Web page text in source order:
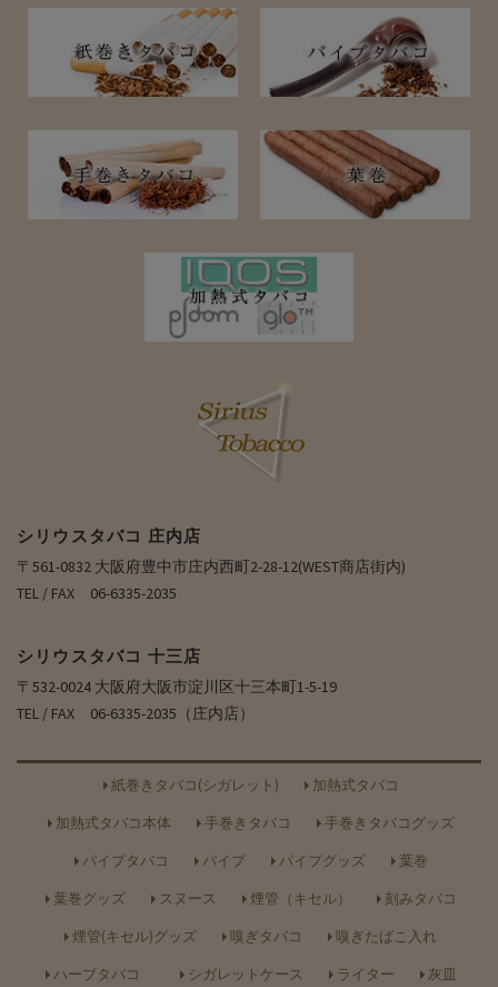
シリウスタバコ 庄内店
〒561-0832 大阪府豊中市庄内西町2-28-12(WEST商店街内)
TEL / FAX 06-6335-2035
シリウスタバコ 十三店
〒532-0024 大阪府大阪市淀川区十三本町1-5-19
TEL / FAX 06-6335-2035（庄内店）
紙巻きタバコ(シガレット)
加熱式タバコ
加熱式タバコ本体
手巻きタバコ
手巻きタバコグッズ
パイプタバコ
パイプ パイプグッズ
葉巻
葉巻グッズ
スヌース 煙管（キセル）
刻みタバコ
煙管(キセル)グッズ
嗅ぎタバコ
嗅ぎたばこ入れ
ハーブタバコ
シガレットケース ライター 灰皿